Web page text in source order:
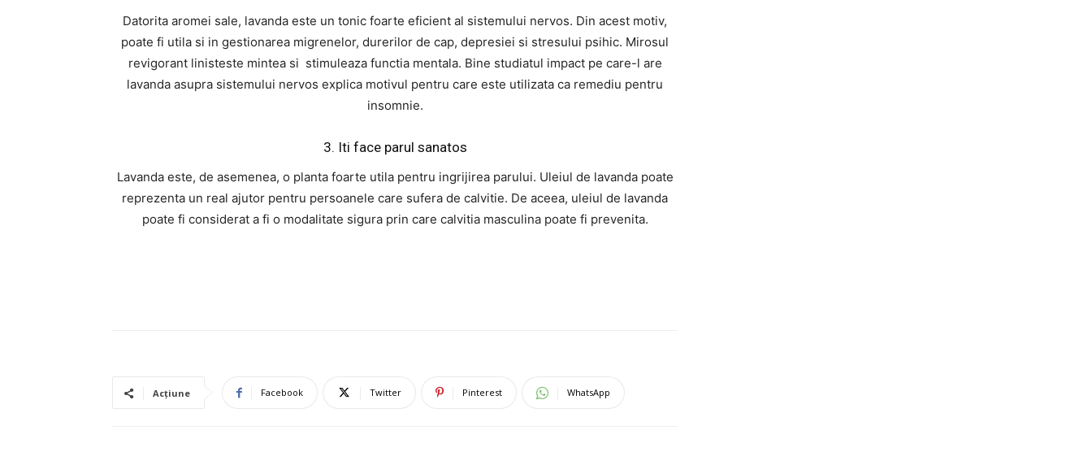
Datorita aromei sale, lavanda este un tonic foarte eficient al sistemului nervos. Din acest motiv,
poate fi utila si in gestionarea migrenelor, durerilor de cap, depresiei si stresului psihic. Mirosul
revigorant linisteste mintea si stimuleaza functia mentala. Bine studiatul impact pe care-l are
lavanda asupra sistemului nervos explica motivul pentru care este utilizata ca remediu pentru
insomnie.
3. Iti face parul sanatos
Lavanda este, de asemenea, o planta foarte utila pentru ingrijirea parului. Uleiul de lavanda poate
reprezenta un real ajutor pentru persoanele care sufera de calvitie. De aceea, uleiul de lavanda
poate fi considerat a fi o modalitate sigura prin care calvitia masculina poate fi prevenita.
Acțiune Facebook Twitter Pinterest WhatsApp